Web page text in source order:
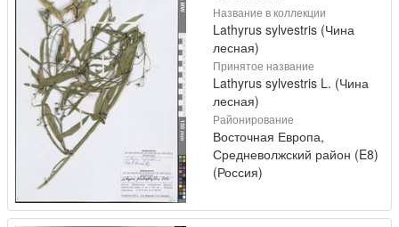
Название в коллекции
Lathyrus sylvestris (Чина
лесная)
Принятое название
Lathyrus sylvestris L. (Чина
лесная)
Районирование
Восточная Европа,
Средневолжский район (E8)
(Россия)